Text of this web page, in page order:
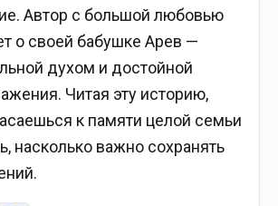
Автор с большой любовью
о своей бабушке Арев —
духом и достойной
Читая эту историю,
к памяти целой семьи
насколько важно сохранять